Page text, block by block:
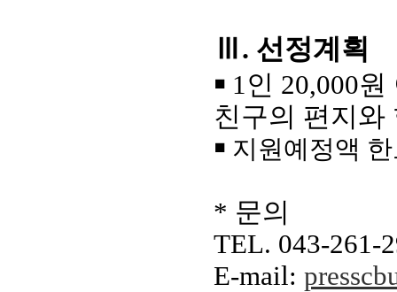
Ⅲ. 선정계획
￭ 1인 20,000
친구의 편지와
￭ 지원예정액
* 문의
TEL. 043-261-
E-mail: